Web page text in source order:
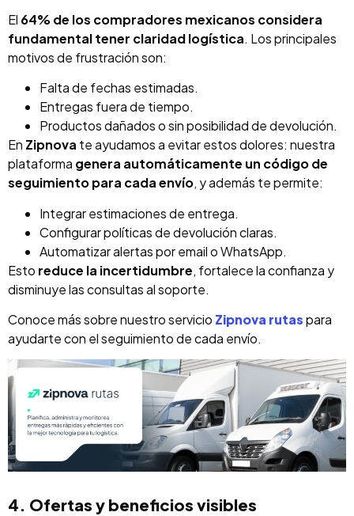
El 64% de los compradores mexicanos considera
fundamental tener claridad logística. Los principales
motivos de frustración son:
Falta de fechas estimadas.
Entregas fuera de tiempo.
Productos dañados o sin posibilidad de devolución.
En Zipnova te ayudamos a evitar estos dolores: nuestra
plataforma genera automáticamente un código de
seguimiento para cada envío, y además te permite:
Integrar estimaciones de entrega.
Configurar políticas de devolución claras.
Automatizar alertas por email o WhatsApp.
Esto reduce la incertidumbre, fortalece la confianza y
disminuye las consultas al soporte.
Conoce más sobre nuestro servicio Zipnova rutaspara
ayudarte con el seguimiento de cada envío.
4. Ofertas y beneficios visibles